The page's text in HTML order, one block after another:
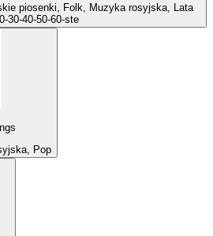
piosenki, Folk, Muzyka rosyjska, Lata
30-40-50-60-ste
Pop